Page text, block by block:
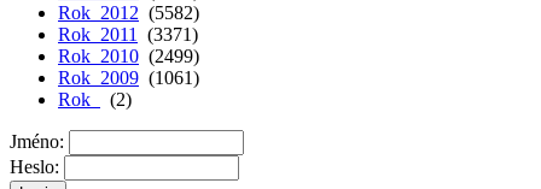
Rok 2012 (5582)
Rok 2011
(3371)
Rok 2010 (2499)
Rok 2009 (1061)
Rok
(2)
Jméno:
Heslo: